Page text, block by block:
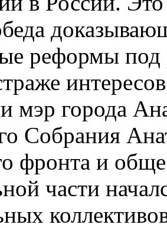
реформы под
мэр города
Собрания
фронта и
части